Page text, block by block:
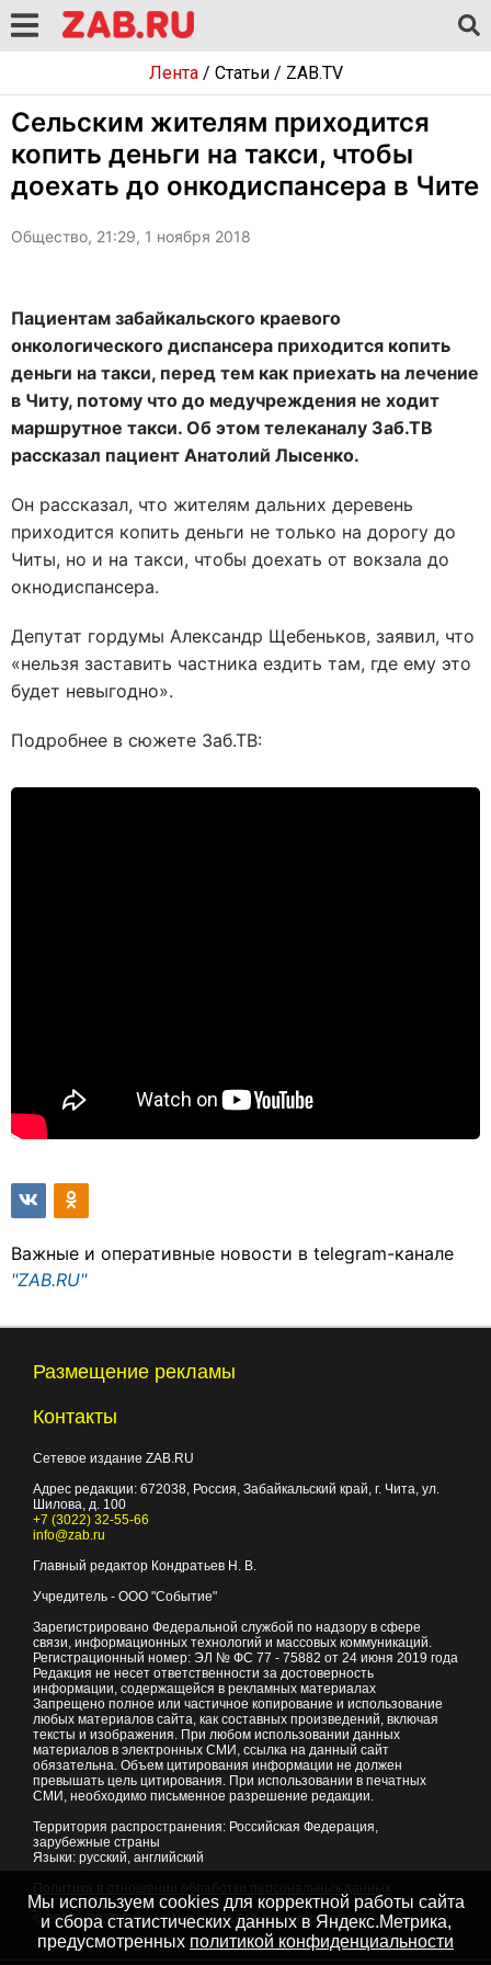
Лента/ Статьи/ ZAB.TV
Сельским жителям приходится
копить деньги на такси, чтобы
доехать до онкодиспансера в Чите
Общество, 21:29, 1 ноября 2018
Пациентам забайкальского краевого
онкологического диспансера приходится копить
деньги на такси, перед тем как приехать на лечение
в Читу, потому что до медучреждения не ходит
маршрутное такси. Об этом телеканалу Заб.ТВ
рассказал пациент Анатолий Лысенко.
Он рассказал, что жителям дальних деревень
приходится копить деньги не только на дорогу до
Читы, но и на такси, чтобы доехать от вокзала до
окнодиспансера.
Депутат гордумы Александр Щебеньков, заявил, что
«нельзя заставить частника ездить там, где ему это
будет невыгодно».
Подробнее в сюжете Заб.ТВ:
Важные и оперативные новости в telegram-канале
"ZAB.RU"
Размещение рекламы
Контакты
Сетевое издание ZAB.RU
Адрес редакции: 672038, Россия, Забайкальский край, г. Чита, ул.
Шилова, д. 100
+7 (3022) 32-55-66
info@zab.ru
Главный редактор Кондратьев Н. В.
Учредитель - ООО "Событие"
Зарегистрировано Федеральной службой по надзору в сфере
связи, информационных технологий и массовых коммуникаций.
Регистрационный номер: ЭЛ № ФС 77 - 75882 от 24 июня 2019 года
Редакция не несет ответственности за достоверность
информации, содержащейся в рекламных материалах
Запрещено полное или частичное копирование и использование
любых материалов сайта, как составных произведений, включая
тексты и изображения. При любом использовании данных
материалов в электронных СМИ, ссылка на данный сайт
обязательна. Объем цитирования информации не должен
превышать цель цитирования. При использовании в печатных
СМИ, необходимо письменное разрешение редакции.
Территория распространения: Российская Федерация,
зарубежные страны
Языки: русский, английский
© 2007 - 2026Портал Читы и Забайкальского края
Мы используем cookies для корректной работы сайта
и сбора статистических данных в Яндекс.Метрика,
предусмотренных политикой конфиденциальности